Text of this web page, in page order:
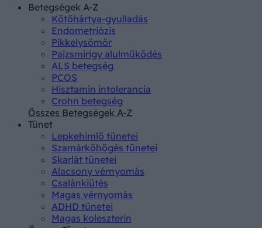
Betegségek A-Z
Kötőhártya-gyulladás
Endometriózis
Pikkelysömör
Pajzsmirigy alulműködés
ALS betegség
PCOS
Hisztamin intolerancia
Crohn betegség
Összes Betegségek A-Z
Tünet
Lepkehimlő tünetei
Szamárköhögés tünetei
Skarlát tünetei
Alacsony vérnyomás
Csalánkiütés
Magas vérnyomás
ADHD tünetei
Magas koleszterin